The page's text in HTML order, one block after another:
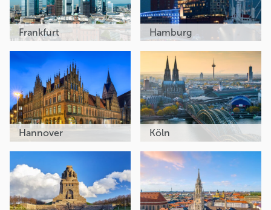
Frankfurt Hamburg
Hannover Köln